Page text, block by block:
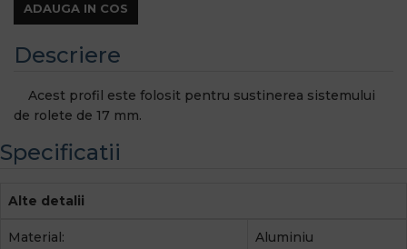
ADAUGA IN COS
Descriere
Acest profil este folosit pentru sustinerea sistemului
de rolete de 17 mm.
Specificatii
Alte detalii
Material: Aluminiu